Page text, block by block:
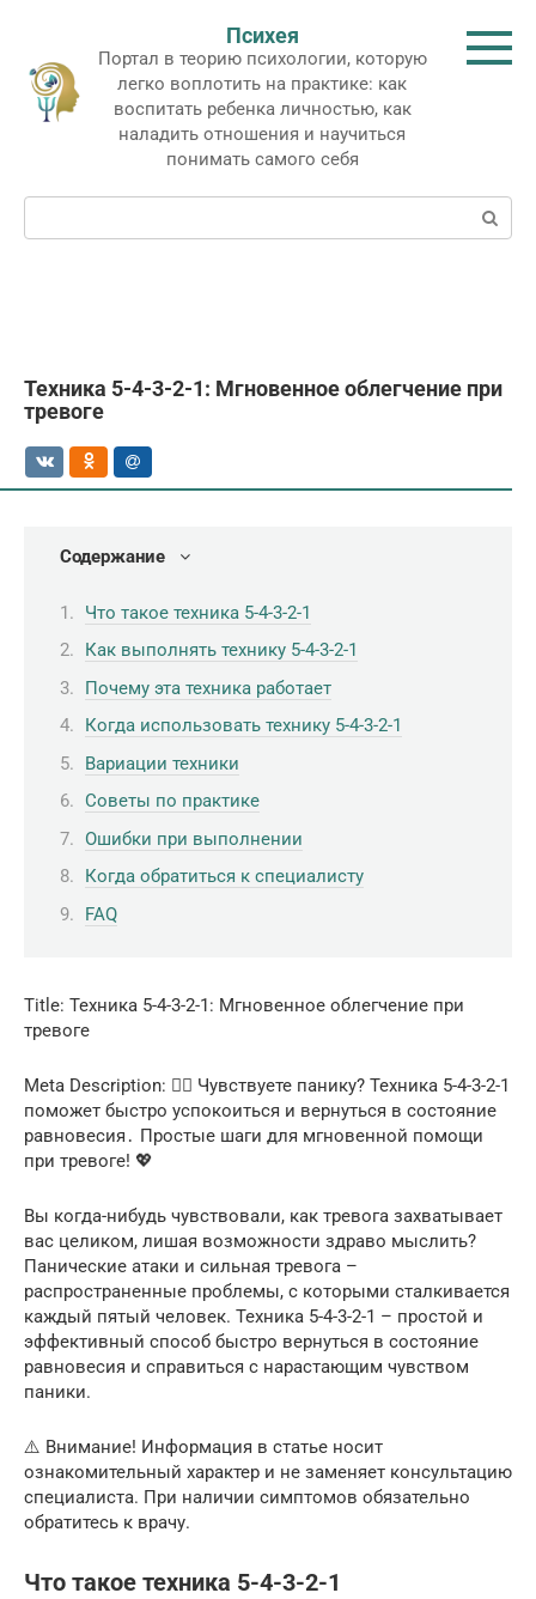
контенту
Психея
Портал в теорию психологии, которую
легко воплотить на практике: как
воспитать ребенка личностью, как
наладить отношения и научиться
понимать самого себя
Поиск:
Техника 5-4-3-2-1: Мгновенное облегчение при
тревоге
Содержание
Что такое техника 5-4-3-2-1
Как выполнять технику 5-4-3-2-1
Почему эта техника работает
Когда использовать технику 5-4-3-2-1
Вариации техники
Советы по практике
Ошибки при выполнении
Когда обратиться к специалисту
FAQ
Title: Техника 5-4-3-2-1: Мгновенное облегчение при
тревоге
Meta Description: 🧘‍♀️ Чувствуете панику? Техника 5-4-3-2-1
поможет быстро успокоиться и вернуться в состояние
равновесия․ Простые шаги для мгновенной помощи
при тревоге! 💖
Вы когда-нибудь чувствовали, как тревога захватывает
вас целиком, лишая возможности здраво мыслить?
Панические атаки и сильная тревога –
распространенные проблемы, с которыми сталкивается
каждый пятый человек. Техника 5-4-3-2-1 – простой и
эффективный способ быстро вернуться в состояние
равновесия и справиться с нарастающим чувством
паники.
⚠️ Внимание! Информация в статье носит
ознакомительный характер и не заменяет консультацию
специалиста. При наличии симптомов обязательно
обратитесь к врачу.
Что такое техника 5-4-3-2-1